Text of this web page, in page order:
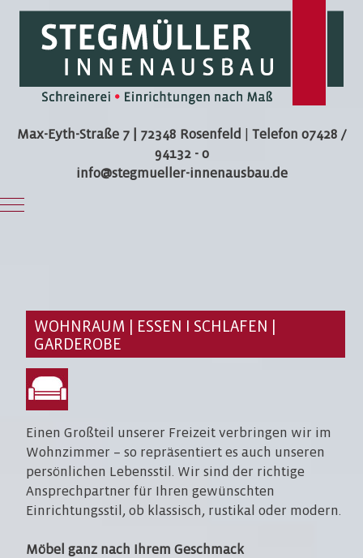
Max-Eyth-Straße 7 | 72348 Rosenfeld
Telefon 07428 /
94132 - 0
info@stegmueller-innenausbau.de
Mobile Menu Toggle
WOHNRAUM | ESSEN I SCHLAFEN |
GARDEROBE
Einen Großteil unserer Freizeit verbringen wir im
Wohnzimmer – so repräsentiert es auch unseren
persönlichen Lebensstil. Wir sind der richtige
Ansprechpartner für Ihren gewünschten
Einrichtungsstil, ob klassisch, rustikal oder modern.
Möbel ganz nach Ihrem Geschmack